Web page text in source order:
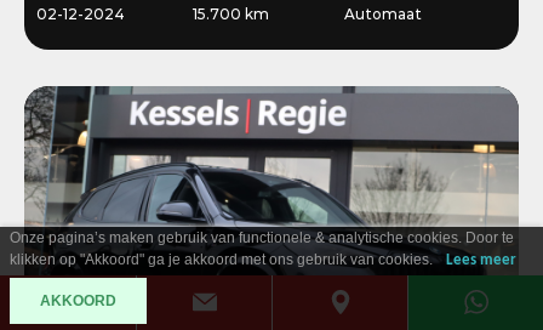
02-12-2024 15.700 km Automaat
Onze pagina’s maken gebruik van functionele & analytische cookies. Door te
klikken op "Akkoord" ga je akkoord met ons gebruik van cookies.
Lees meer
AKKOORD